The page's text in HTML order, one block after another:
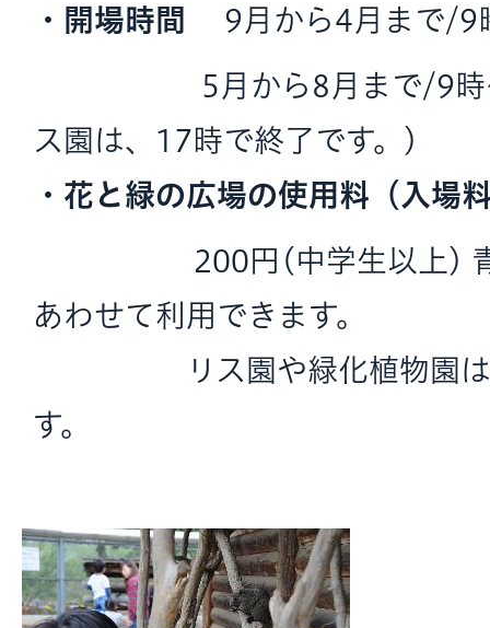
・開場時間 9月から4月まで/9
5月から8月まで/9時～
ス園は、17時で終了です。)
・花と緑の広場の使用料（入場
200円(中学生以上) 青少
あわせて利用できます。
リス園や緑化植物園は無
す。